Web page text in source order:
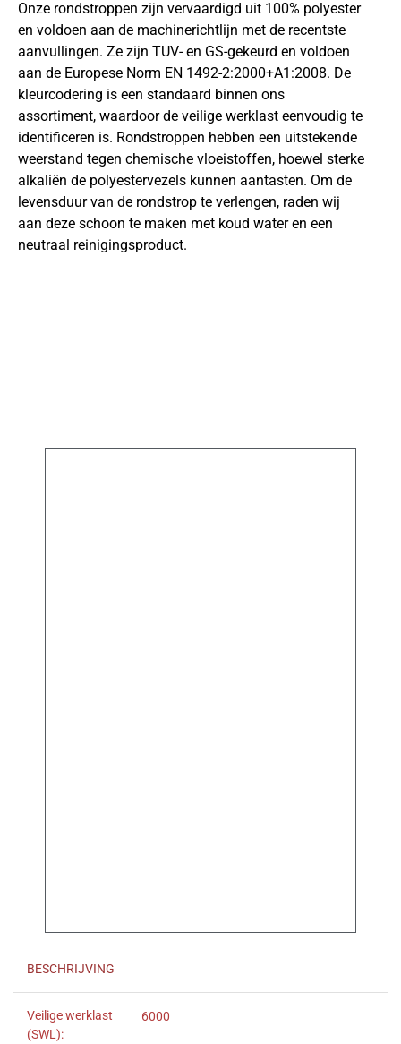
Onze rondstroppen zijn vervaardigd uit 100% polyester
en voldoen aan de machinerichtlijn met de recentste
aanvullingen. Ze zijn TUV- en GS-gekeurd en voldoen
aan de Europese Norm EN 1492-2:2000+A1:2008. De
kleurcodering is een standaard binnen ons
assortiment, waardoor de veilige werklast eenvoudig te
identificeren is. Rondstroppen hebben een uitstekende
weerstand tegen chemische vloeistoffen, hoewel sterke
alkaliën de polyestervezels kunnen aantasten. Om de
levensduur van de rondstrop te verlengen, raden wij
aan deze schoon te maken met koud water en een
neutraal reinigingsproduct.
BESCHRIJVING
Veilige werklast
(SWL):
6000